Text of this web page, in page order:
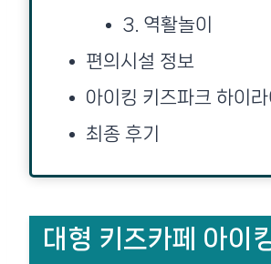
3. 역활놀이
편의시설 정보
아이킹 키즈파크 하이
최종 후기
대형 키즈카페 아이